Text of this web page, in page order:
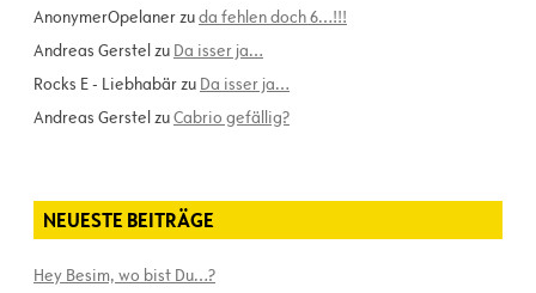
AnonymerOpelanerzuda fehlen doch 6…!!!
Andreas Gerstelzu Da isser ja…
Rocks E - Liebhabärzu Da isser ja…
Andreas GerstelzuCabrio gefällig?
NEUESTE BEITRÄGE
Hey Besim, wo bist Du…?